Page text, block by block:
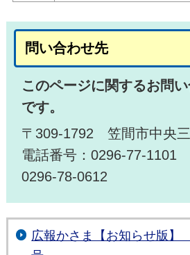
問い合わせ先
このページに関するお問
です。
〒309-1792 笠間市中央
電話番号：0296-77-1101
0296-78-0612
広報かさま【お知らせ版